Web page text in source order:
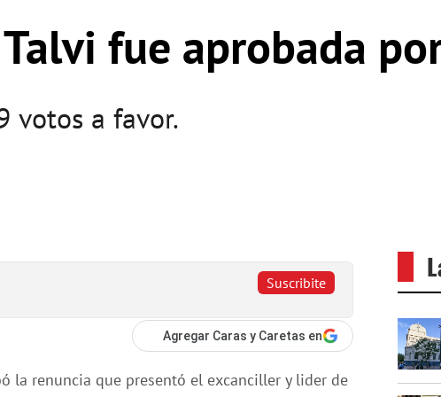
fue aprobada
votos a favor.
Suscribite
Agregar Caras y Caretas en
la renuncia que presentó el excanciller y lider de